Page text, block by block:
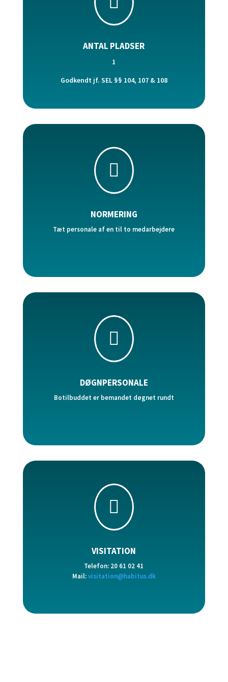
ANTAL PLADSER
1
Godkendt jf. SEL §§ 104, 107 & 108

NORMERING
Tæt personale af en til to medarbejdere

DØGNPERSONALE
Botilbuddet er bemandet døgnet rundt

VISITATION
Telefon: 20 61 02 41
Mail:visitation@habitus.dk